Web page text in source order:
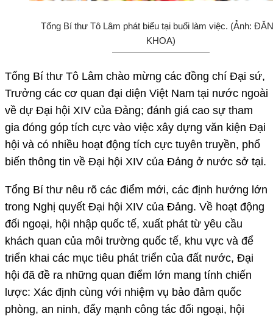
Tổng Bí thư Tô Lâm phát biểu tại buổi làm việc. (Ảnh:
KHOA)
Tổng Bí thư Tô Lâm chào mừng các đồng chí Đại sứ,
Trưởng các cơ quan đại diện Việt Nam tại nước ngoài
về dự Đại hội XIV của Đảng; đánh giá cao sự tham
gia đóng góp tích cực vào việc xây dựng văn kiện Đại
hội và có nhiều hoạt động tích cực tuyên truyền, phổ
biến thông tin về Đại hội XIV của Đảng ở nước sở tại.
Tổng Bí thư nêu rõ các điểm mới, các định hướng lớn
trong Nghị quyết Đại hội XIV của Đảng. Về hoạt động
đối ngoại, hội nhập quốc tế, xuất phát từ yêu cầu
khách quan của môi trường quốc tế, khu vực và để
triển khai các mục tiêu phát triển của đất nước, Đại
hội đã đề ra những quan điểm lớn mang tính chiến
lược: Xác định cùng với nhiệm vụ bảo đảm quốc
phòng, an ninh, đẩy mạnh công tác đối ngoại, hội